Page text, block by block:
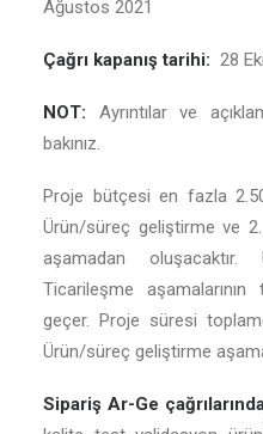
Ağustos 2021
Çağrı kapanış tarihi: 28
NOT: Ayrıntılar ve
bakınız.
Proje bütçesi en fazla
Ürün/süreç geliştirme ve
aşamadan
Ticarileşme
geçer. Proje süresi
Ürün/süreç geliştirme
Sipariş Ar-Ge